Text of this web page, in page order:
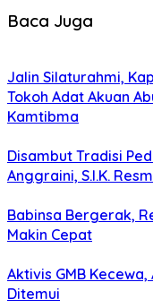
Baca Juga
Jalin Silaturahmi,
Tokoh Adat Akuan
Kamtibma
Disambut Tradisi
Anggraini, S.I.K.
Babinsa Bergerak,
Makin Cepat
Aktivis GMB
Ditemui